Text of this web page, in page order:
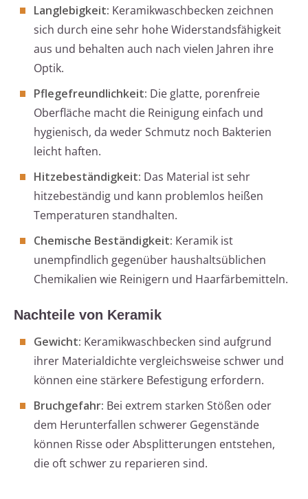
Langlebigkeit: Keramikwaschbecken zeichnen
sich durch eine sehr hohe Widerstandsfähigkeit
aus und behalten auch nach vielen Jahren ihre
Optik.
Pflegefreundlichkeit: Die glatte, porenfreie
Oberfläche macht die Reinigung einfach und
hygienisch, da weder Schmutz noch Bakterien
leicht haften.
Hitzebeständigkeit: Das Material ist sehr
hitzebeständig und kann problemlos heißen
Temperaturen standhalten.
Chemische Beständigkeit: Keramik ist
unempfindlich gegenüber haushaltsüblichen
Chemikalien wie Reinigern und Haarfärbemitteln.
Nachteile von Keramik
Gewicht: Keramikwaschbecken sind aufgrund
ihrer Materialdichte vergleichsweise schwer und
können eine stärkere Befestigung erfordern.
Bruchgefahr: Bei extrem starken Stößen oder
dem Herunterfallen schwerer Gegenstände
können Risse oder Absplitterungen entstehen,
die oft schwer zu reparieren sind.